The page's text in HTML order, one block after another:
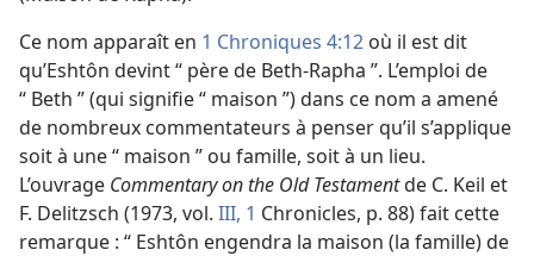
Ce nom apparaît en 1 Chroniques 4:12 où il est dit
qu’Eshtôn devint “ père de Beth-Rapha ”. L’emploi de
“ Beth ” (qui signifie “ maison ”) dans ce nom a amené
de nombreux commentateurs à penser qu’il s’applique
soit à une “ maison ” ou famille, soit à un lieu.
L’ouvrage Commentary on the Old Testamentde C. Keil et
F. Delitzsch (1973, vol. III, 1 Chronicles, p. 88) fait cette
remarque : “ Eshtôn engendra la maison (la famille) de